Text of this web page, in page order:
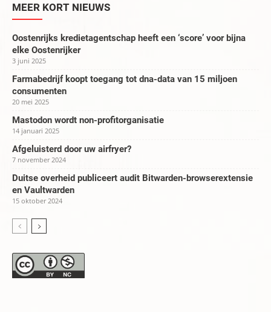
MEER KORT NIEUWS
Oostenrijks kredietagentschap heeft een ‘score’ voor bijna
elke Oostenrijker
3 juni 2025
Farmabedrijf koopt toegang tot dna-data van 15 miljoen
consumenten
20 mei 2025
Mastodon wordt non-profitorganisatie
14 januari 2025
Afgeluisterd door uw airfryer?
7 november 2024
Duitse overheid publiceert audit Bitwarden-browserextensie
en Vaultwarden
15 oktober 2024